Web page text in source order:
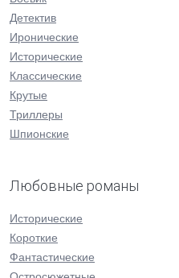
Детектив
Иронические
Исторические
Классические
Крутые
Триллеры
Шпионские
Любовные романы
Исторические
Короткие
Фантастические